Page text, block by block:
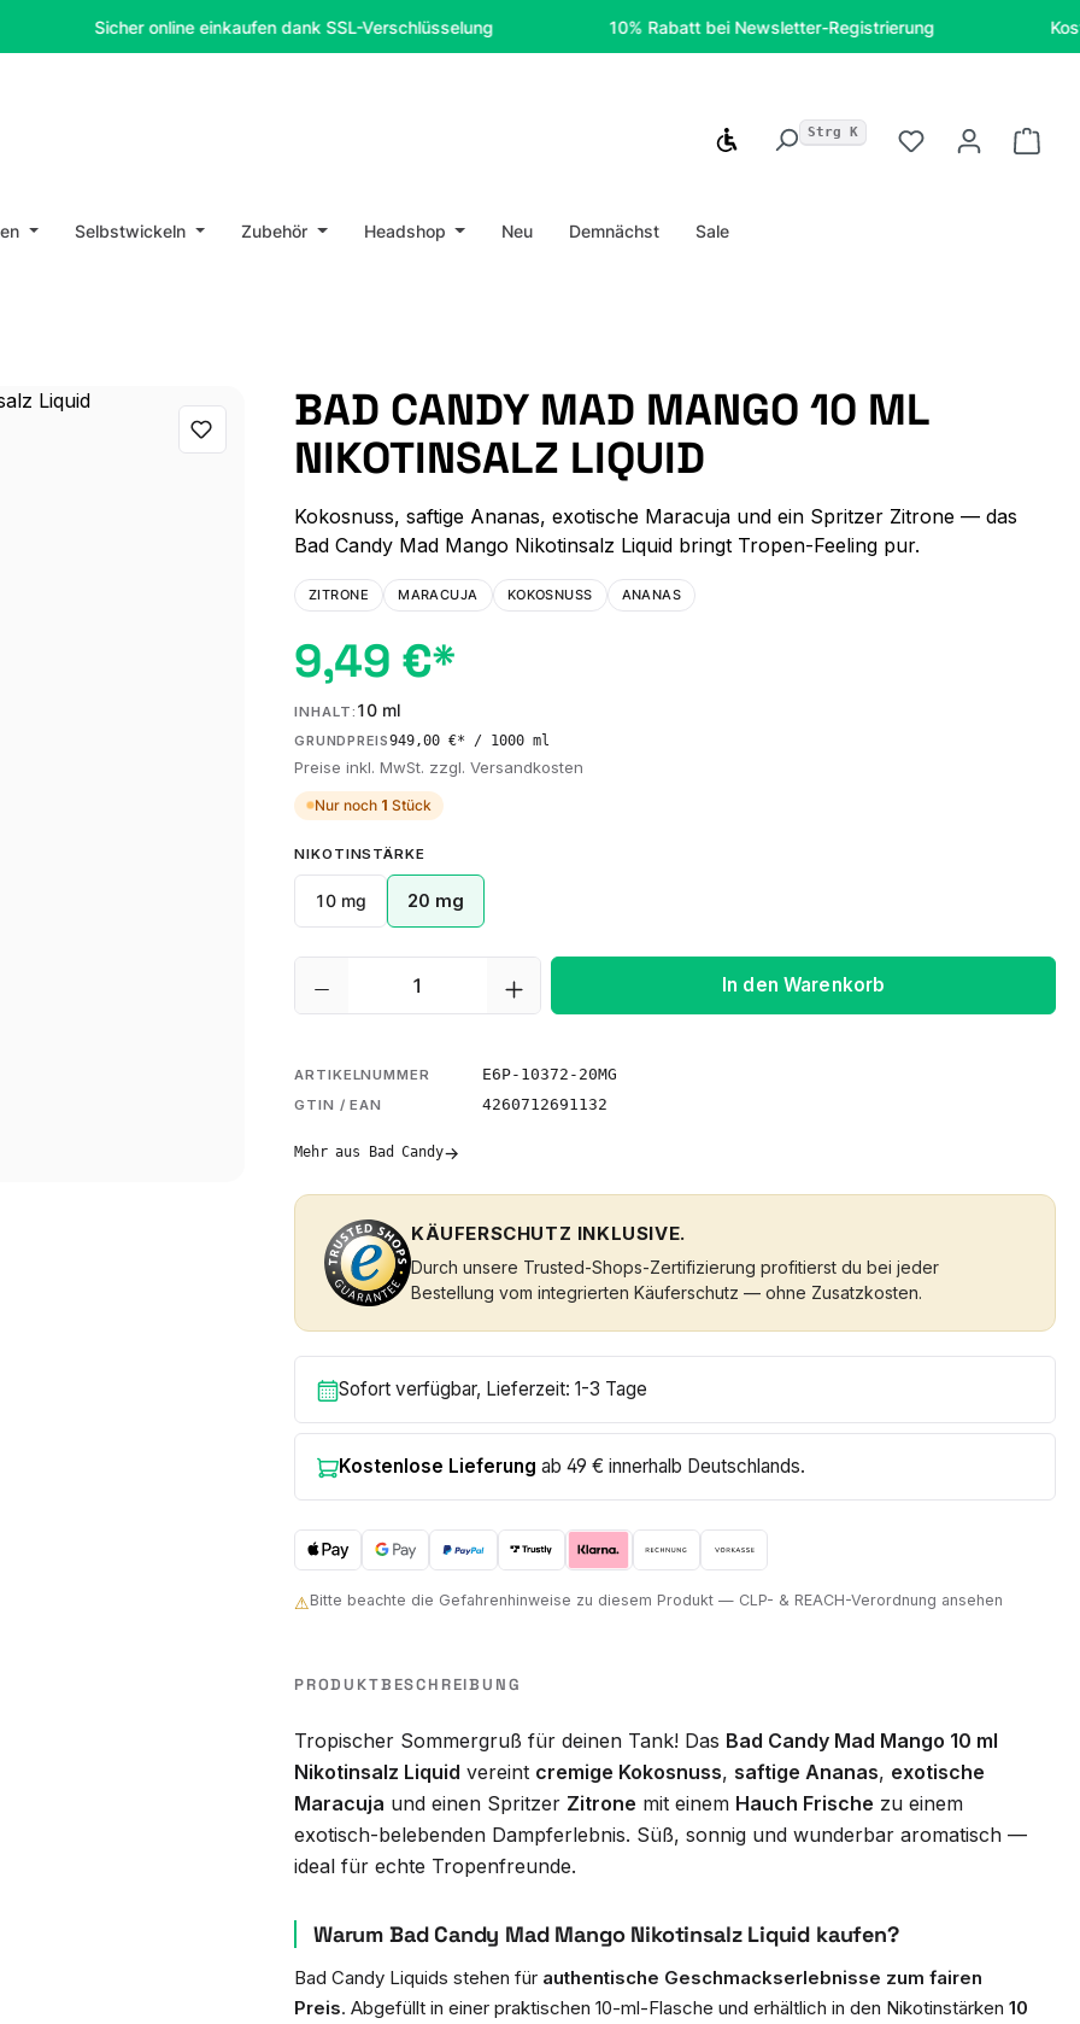
Sicher online einkaufen dank SSL-Verschlüsselung 10% Rabatt bei Newsletter-Registrierung
Werkzeugleiste anzeigen
Strg K Du hast 0
Selbstwickeln Zubehör Headshop Neu Demnächst Sale
BAD CANDY MAD MANGO 10 ML
NIKOTINSALZ LIQUID
Kokosnuss, saftige Ananas, exotische Maracuja und ein Spritzer Zitrone — das
Bad Candy Mad Mango Nikotinsalz Liquid bringt Tropen-Feeling pur.
ZITRONE MARACUJA KOKOSNUSS ANANAS
9,49 €*
INHALT: 10 ml
GRUNDPREIS949,00 €* / 1000 ml
Preise inkl. MwSt. zzgl. Versandkosten
Nur noch 1 Stück
NIKOTINSTÄRKE
10 mg 20 mg
Produkt Anzahl: Gib den gewünschten Wert ein oder
In den Warenkorb
ARTIKELNUMMER E6P-10372-20MG
GTIN / EAN 4260712691132
Mehr aus Bad Candy→
KÄUFERSCHUTZ INKLUSIVE.
Durch unsere Trusted-Shops-Zertifizierung profitierst du bei jeder
Bestellung vom integrierten Käuferschutz — ohne Zusatzkosten.
Sofort verfügbar, Lieferzeit: 1-3 Tage
Kostenlose Lieferung ab 49 € innerhalb Deutschlands.
⚠Bitte beachte die Gefahrenhinweise zu diesem Produkt — CLP- & REACH-Verordnung ansehen
PRODUKTBESCHREIBUNG
Tropischer Sommergruß für deinen Tank! Das Bad Candy Mad Mango 10 ml
Nikotinsalz Liquid vereint cremige Kokosnuss, saftige Ananas, exotische
Maracuja und einen Spritzer Zitrone mit einem Hauch Frische zu einem
exotisch-belebenden Dampferlebnis. Süß, sonnig und wunderbar aromatisch —
ideal für echte Tropenfreunde.
Warum Bad Candy Mad Mango Nikotinsalz Liquid kaufen?
Bad Candy Liquids stehen für authentische Geschmackserlebnisse zum fairen
Preis. Abgefüllt in einer praktischen 10-ml-Flasche und erhältlich in den Nikotinstärken 10